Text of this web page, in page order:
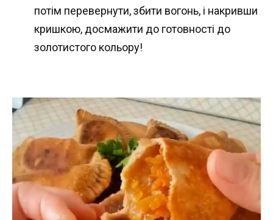
потім перевернути, збити вогонь, і накривши
кришкою, досмажити до готовності до
золотистого кольору!